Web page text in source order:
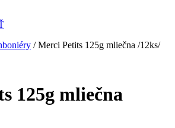
/ Merci Petits 125g mliečna /12ks/
125g mliečna